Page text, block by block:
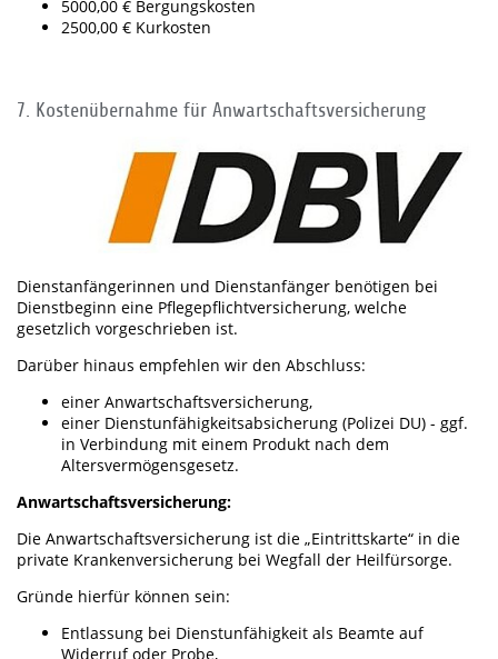
5000,00 € Bergungskosten
2500,00 € Kurkosten
7. Kostenübernahme für Anwartschaftsversicherung
Dienstanfängerinnen und Dienstanfänger benötigen bei
Dienstbeginn eine Pflegepflichtversicherung, welche
gesetzlich vorgeschrieben ist.
Darüber hinaus empfehlen wir den Abschluss:
einer Anwartschaftsversicherung,
einer Dienstunfähigkeitsabsicherung (Polizei DU) - ggf.
in Verbindung mit einem Produkt nach dem
Altersvermögensgesetz.
Anwartschaftsversicherung:
Die Anwartschaftsversicherung ist die „Eintrittskarte“ in die
private Krankenversicherung bei Wegfall der Heilfürsorge.
Gründe hierfür können sein:
Entlassung bei Dienstunfähigkeit als Beamte auf
Widerruf oder Probe,